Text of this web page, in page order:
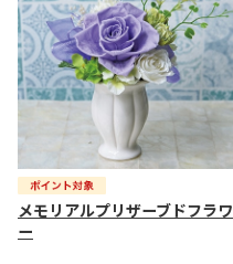
メモリアルプリザーブドフラワ
ー